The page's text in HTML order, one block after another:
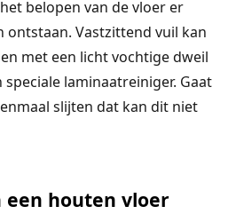
belopen van de vloer er
ontstaan. Vastzittend vuil kan
met een licht vochtige dweil
speciale laminaatreiniger. Gaat
slijten dat kan dit niet
een houten vloer